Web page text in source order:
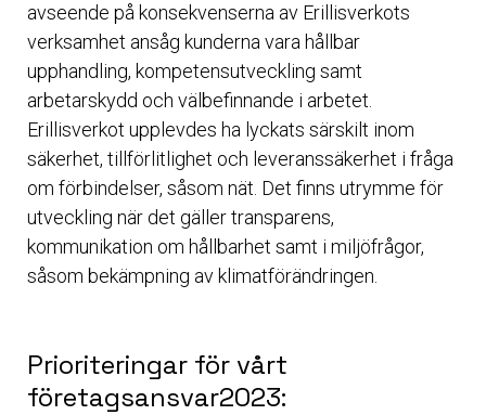
avseende på konsekvenserna av Erillisverkots
verksamhet ansåg kunderna vara hållbar
upphandling, kompetensutveckling samt
arbetarskydd och välbefinnande i arbetet.
Erillisverkot upplevdes ha lyckats särskilt inom
säkerhet, tillförlitlighet och leveranssäkerhet i fråga
om förbindelser, såsom nät. Det finns utrymme för
utveckling när det gäller transparens,
kommunikation om hållbarhet samt i miljöfrågor,
såsom bekämpning av klimatförändringen.
Prioriteringar för vårt
företagsansvar2023: